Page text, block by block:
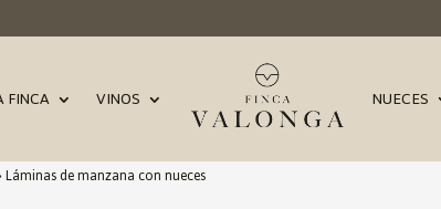
FINCA VINOS NUECES
Láminas de manzana con nueces